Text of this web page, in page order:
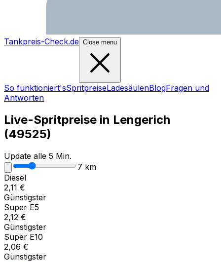
Tankpreis-Check.de Close menu
So funktioniert'sSpritpreiseLadesäulenBlogFragen und
Antworten
Live-Spritpreise in Lengerich
(49525)
Update alle 5 Min.
7 km
Diesel
2,11 €
Günstigster
Super E5
2,12 €
Günstigster
Super E10
2,06 €
Günstigster